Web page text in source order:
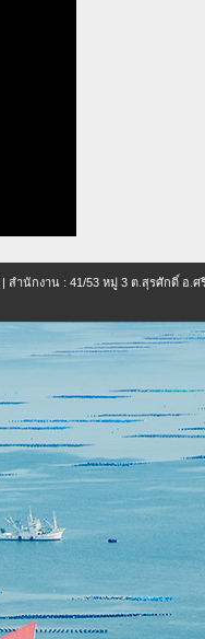
| สำนักงาน : 41/53 หมู่ 3 ต.สุรศักดิ์ อ.ศ